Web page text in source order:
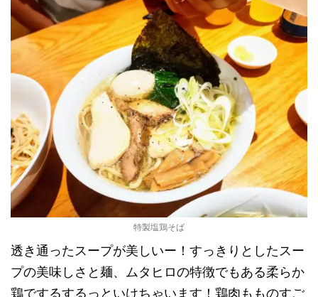
特製塩鶏そば
透き通ったスープが美しいー！すっきりとしたスー
プの美味しさと麺、ムタヒロの特徴でもある柔らか
鶏でするするっといけちゃいます！鶏肉もものすご